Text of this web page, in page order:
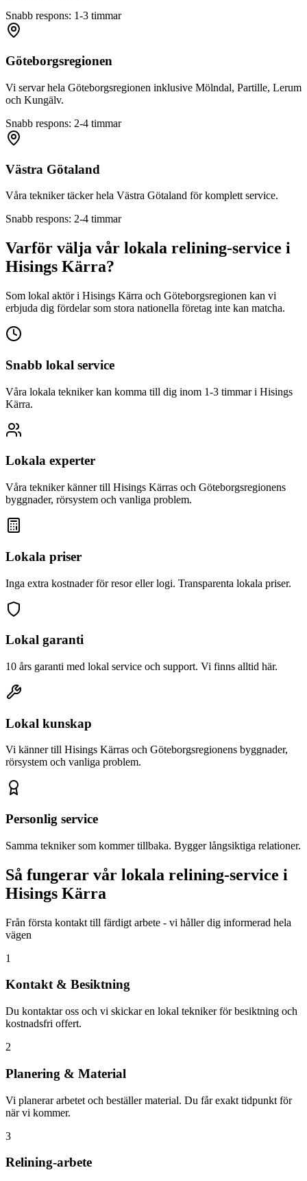
Snabb respons: 1-3 timmar
Göteborgsregionen
Vi servar hela Göteborgsregionen inklusive Mölndal, Partille, Lerum
och Kungälv.
Snabb respons: 2-4 timmar
Västra Götaland
Våra tekniker täcker hela Västra Götaland för komplett service.
Snabb respons: 2-4 timmar
Varför välja vår lokala relining-service i
Hisings Kärra?
Som lokal aktör i Hisings Kärra och Göteborgsregionen kan vi
erbjuda dig fördelar som stora nationella företag inte kan matcha.
Snabb lokal service
Våra lokala tekniker kan komma till dig inom 1-3 timmar i Hisings
Kärra.
Lokala experter
Våra tekniker känner till Hisings Kärras och Göteborgsregionens
byggnader, rörsystem och vanliga problem.
Lokala priser
Inga extra kostnader för resor eller logi. Transparenta lokala priser.
Lokal garanti
10 års garanti med lokal service och support. Vi finns alltid här.
Lokal kunskap
Vi känner till Hisings Kärras och Göteborgsregionens byggnader,
rörsystem och vanliga problem.
Personlig service
Samma tekniker som kommer tillbaka. Bygger långsiktiga relationer.
Så fungerar vår lokala relining-service i
Hisings Kärra
Från första kontakt till färdigt arbete - vi håller dig informerad hela
vägen
1
Kontakt & Besiktning
Du kontaktar oss och vi skickar en lokal tekniker för besiktning och
kostnadsfri offert.
2
Planering & Material
Vi planerar arbetet och beställer material. Du får exakt tidpunkt för
när vi kommer.
3
Relining-arbete